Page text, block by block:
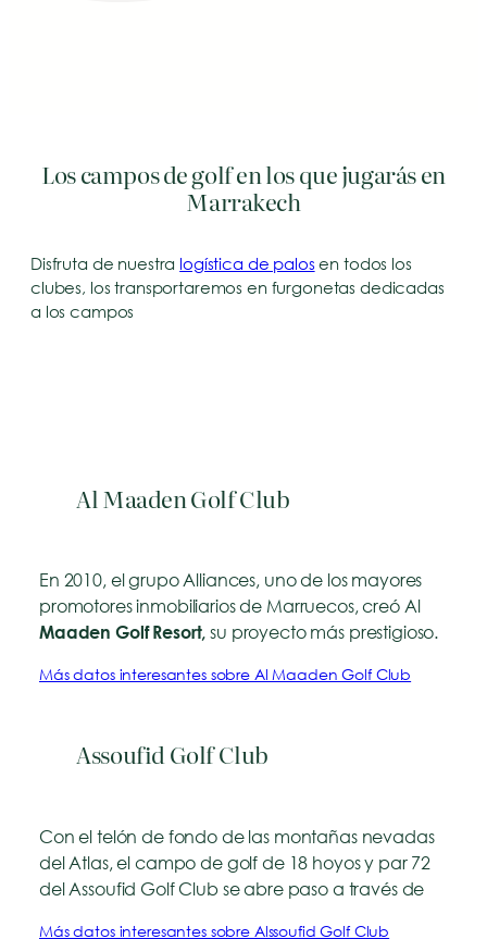
Los campos de golf en los que jugarás en
Marrakech
Disfruta de nuestra logística de palosen todos los
clubes, los transportaremos en furgonetas dedicadas
a los campos
Al Maaden Golf Club
En 2010, el grupo Alliances, uno de los mayores
promotores inmobiliarios de Marruecos, creó Al
Maaden Golf Resort, su proyecto más prestigioso.
Más datos interesantes sobre Al Maaden Golf Club
Assoufid Golf Club
Con el telón de fondo de las montañas nevadas
del Atlas, el campo de golf de 18 hoyos y par 72
del Assoufid Golf Club se abre paso a través de
Más datos interesantes sobre Alssoufid Golf Club